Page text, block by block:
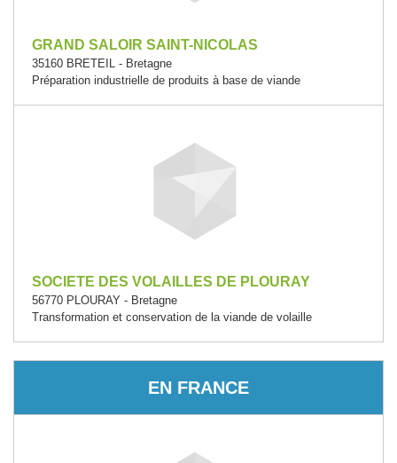
GRAND SALOIR SAINT-NICOLAS
35160 BRETEIL - Bretagne
Préparation industrielle de produits à base de viande
SOCIETE DES VOLAILLES DE PLOURAY
56770 PLOURAY - Bretagne
Transformation et conservation de la viande de volaille
EN FRANCE